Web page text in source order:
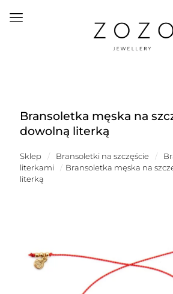
Bransoletka męska na
dowolną literką
Sklep / Bransoletki na szczęście /
literkami
/ Bransoletka męska na
literką